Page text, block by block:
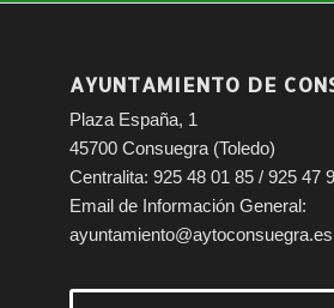
AYUNTAMIENTO DE
Plaza España, 1
45700 Consuegra (Toledo)
Centralita: 925 48 01 85 / 925 47
Email de Información General:
ayuntamiento@aytoconsuegra.es